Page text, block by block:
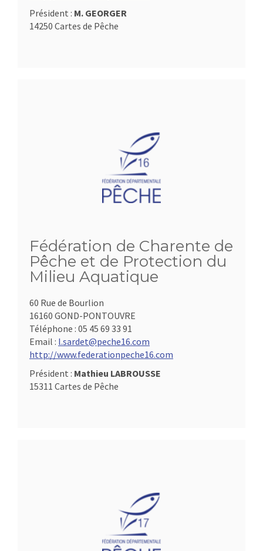
Président : M. GEORGER
14250 Cartes de Pêche
Fédération de Charente de
Pêche et de Protection du
Milieu Aquatique
60 Rue de Bourlion
16160 GOND-PONTOUVRE
Téléphone : 05 45 69 33 91
Email : l.sardet@peche16.com
http://www.federationpeche16.com
Président : Mathieu LABROUSSE
15311 Cartes de Pêche